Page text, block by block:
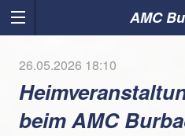
AMC
26.05.2026 18:10
beim AMC